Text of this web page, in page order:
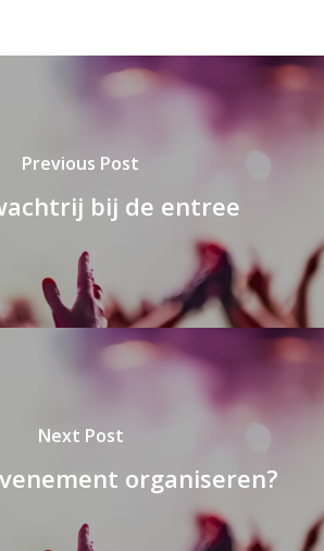
Previous Post
bij de entree
Next Post
organiseren?